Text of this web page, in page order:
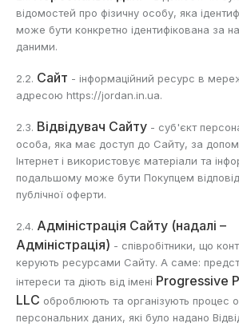
відомостей про фізичну особу, яка
може бути конкретно ідентифікована за
даними.
2.2. Сайт - інформаційний ресурс в
адресою https://jordan.in.ua.
2.3. Відвідувач Сайту - суб'єкт
особа, яка має доступ до Сайту, за
Інтернет і використовує матеріали та
подальшому може бути Покупцем
публічної оферти.
2.4. Адміністрація Сайту (надалі –
Адміністрація) - співробітники, що
керують ресурсами Сайту. А саме:
інтереси та діють від імені Progressive
LLC оброблюють та організують процес
персональних даних, які було надано